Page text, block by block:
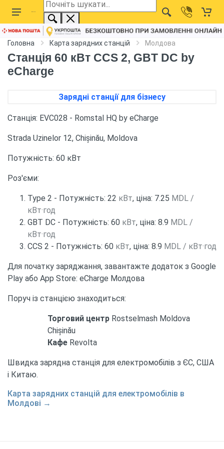
Головна Карта зарядних станцій Молдова
Станція 60 кВт CCS 2, GBT DC by
eCharge
Зарядні станції для бізнесу
Станція: EVC028 - Romstal HQ by eCharge
Strada Uzinelor 12, Chișinău, Moldova
Потужність: 60 кВт
Роз'єми:
Type 2 - Потужність: 22 кВт, ціна: 7.25 MDL /
кВт·год
GBT DC - Потужність: 60 кВт, ціна: 8.9 MDL /
кВт·год
CCS 2 - Потужність: 60 кВт, ціна: 8.9 MDL / кВт·год
Для початку заряджання, завантажте додаток з Google
Play або App Store: eCharge Молдова
Поруч із станцією знаходиться:
Торговий центр Rostselmash Moldova
Chișinău
Кафе Revolta
Швидка зарядна станція для електромобілів з ЄС, США
і Китаю.
Карта зарядних станцій для електромобілів в
Молдові →